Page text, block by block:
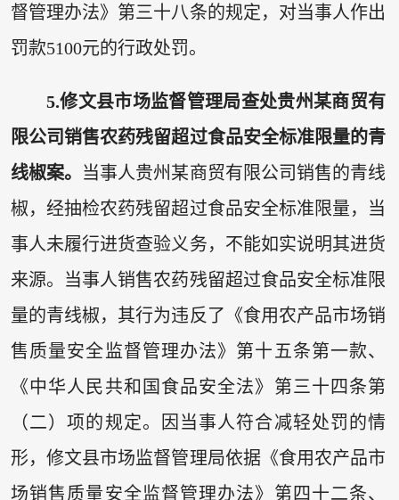
督管理办法》第三十八条的规定，对当事人作出
罚款5100元的行政处罚。
5.修文县市场监督管理局查处贵州某商贸有
限公司销售农药残留超过食品安全标准限量的青
线椒案。 当事人贵州某商贸有限公司销售的青线
椒，经抽检农药残留超过食品安全标准限量，当
事人未履行进货查验义务，不能如实说明其进货
来源。当事人销售农药残留超过食品安全标准限
量的青线椒，其行为违反了《食用农产品市场销
售质量安全监督管理办法》第十五条第一款、
《中华人民共和国食品安全法》第三十四条第
（二）项的规定。因当事人符合减轻处罚的情
形，修文县市场监督管理局依据《食用农产品市
场销售质量安全监督管理办法》第四十二条、